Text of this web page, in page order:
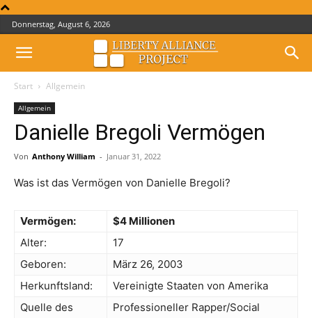
Donnerstag, August 6, 2026
Start Allgemein
Allgemein
Danielle Bregoli Vermögen
Von Anthony William - Januar 31, 2022
Was ist das Vermögen von Danielle Bregoli?
Vermögen:
$4 Millionen
Alter:
17
Geboren:
März 26, 2003
Herkunftsland:
Vereinigte Staaten von Amerika
Quelle des
Professioneller Rapper/Social